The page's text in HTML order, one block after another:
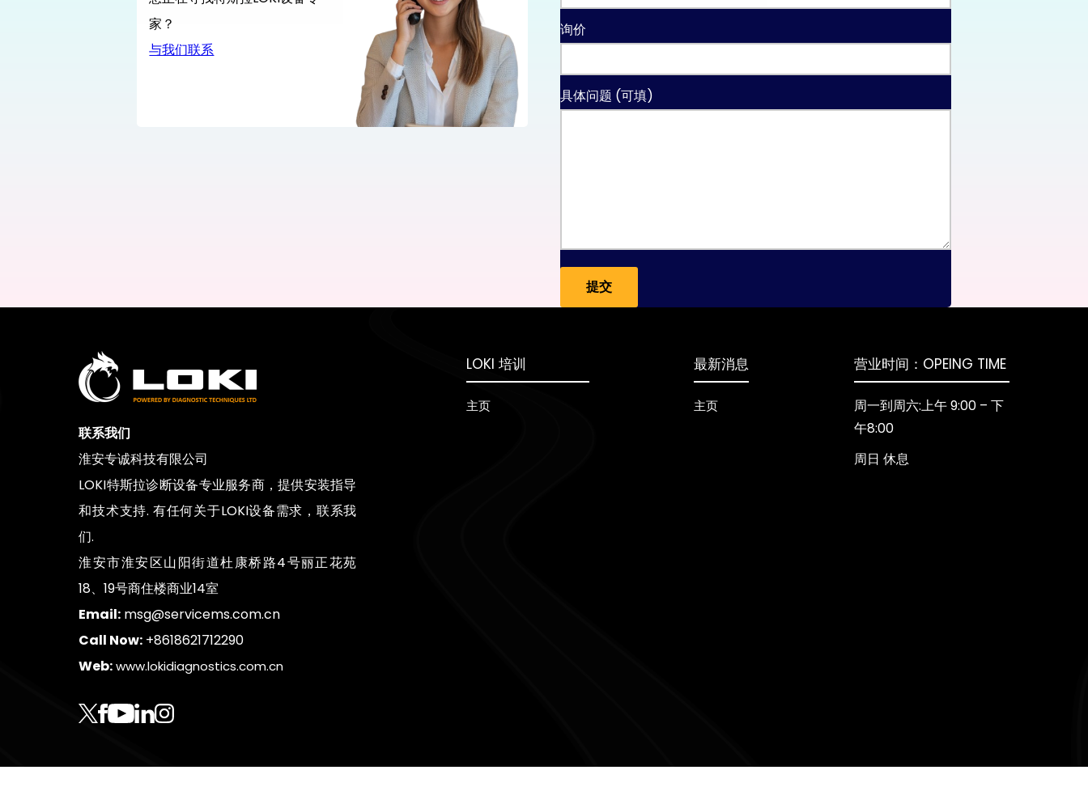
家？
与我们联系
询价
具体问题 (可填)
联系我们
淮安专诚科技有限公司
LOKI特斯拉诊断设备专业服务商，提供安装指导
和技术支持. 有任何关于LOKI设备需求，联系我
们.
淮安市淮安区山阳街道杜康桥路4号丽正花苑
18、19号商住楼商业14室
Email: msg@servicems.com.cn
Call Now: +8618621712290
Web: www.lokidiagnostics.com.cn
LOKI 培训
主页
最新消息
主页
营业时间：OPEING TIME
周一到周六:上午 9:00 – 下
午8:00
周日 休息